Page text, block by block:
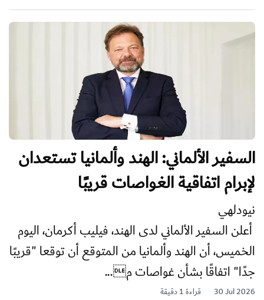
السفير الألماني: الهند وألمانيا تستعدان
لإبرام اتفاقية الغواصات قريبًا
نيودلهي
أعلن السفير الألماني لدى الهند، فيليب أكرمان، اليوم
الخميس، أن الهند وألمانيا من المتوقع أن توقعا "قريبًا
جدًا" اتفاقًا بشأن غواصات م...
30 Jul 2026 قراءة 1 دقيقة